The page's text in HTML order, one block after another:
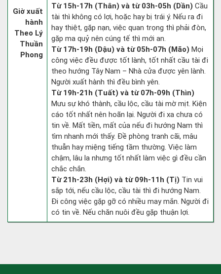
Giờ xuất
hành
Theo Lý
Thuần
Phong
Từ 15h-17h (Thân) và từ 03h-05h (Dần) Cầu
tài thì không có lợi, hoặc hay bị trái ý. Nếu ra đi
hay thiệt, gặp nạn, việc quan trọng thì phải đòn,
gặp ma quỷ nên cúng tế thì mới an.
Từ 17h-19h (Dậu) và từ 05h-07h (Mão) Mọi
công việc đều được tốt lành, tốt nhất cầu tài đi
theo hướng Tây Nam – Nhà cửa được yên lành.
Người xuất hành thì đều bình yên.
Từ 19h-21h (Tuất) và từ 07h-09h (Thìn)
Mưu sự khó thành, cầu lộc, cầu tài mờ mịt. Kiện
cáo tốt nhất nên hoãn lại. Người đi xa chưa có
tin về. Mất tiền, mất của nếu đi hướng Nam thì
tìm nhanh mới thấy. Đề phòng tranh cãi, mâu
thuẫn hay miệng tiếng tầm thường. Việc làm
chậm, lâu la nhưng tốt nhất làm việc gì đều cần
chắc chắn.
Từ 21h-23h (Hợi) và từ 09h-11h (Tị) Tin vui
sắp tới, nếu cầu lộc, cầu tài thì đi hướng Nam.
Đi công việc gặp gỡ có nhiều may mắn. Người đi
có tin về. Nếu chăn nuôi đều gặp thuận lợi.